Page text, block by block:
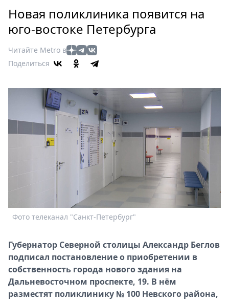
Россия
Мир
Здоровье
Туризм
Мода
Театр
Кино
Афиша
Книги
Выставки
Пресс-
Metro
Спецпроекты
Звезды
Выборы
2026
Скачай
Новая поликлиника появится на
юго-востоке Петербурга
Читайте Metro в
Поделиться
Фото телеканал "Санкт-Петербург"
Губернатор Северной столицы Александр Беглов
подписал постановление о приобретении в
собственность города нового здания на
Дальневосточном проспекте, 19. В нём
разместят поликлинику № 100 Невского района,